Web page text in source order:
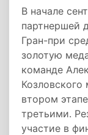
В начале
партнершей
Гран-при
золотую
команде
втором
третьими.
участие в